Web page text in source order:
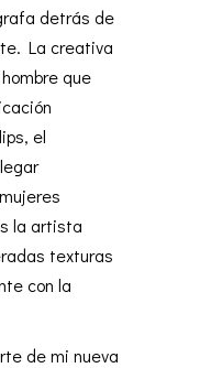
detrás de
La creativa
que
el
la artista
texturas
con la
de mi nueva